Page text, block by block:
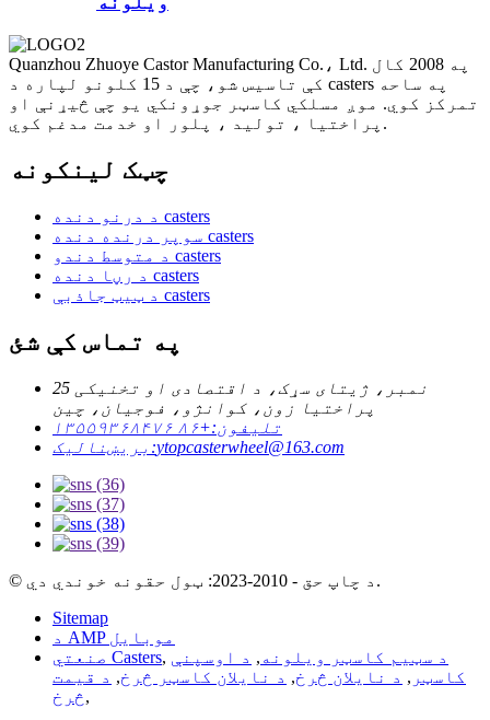
Quanzhou Zhuoye Castor Manufacturing Co.، Ltd. په 2008 کال
کې تاسیس شو، چې د 15 کلونو لپاره د casters په ساحه
تمرکز کوي. موږ مسلکي کاسټر جوړونکي یو چې څیړنې او
پراختیا ، تولید ، پلور او خدمت مدغم کوي.
چټک لینکونه
د درنو دنده casters
سوپر درنده دنده casters
د متوسط ​​​​دندو casters
د رڼا دنده casters
د ټيټ جاذبې casters
په تماس کې شئ
25 نمبر، ژیتای سړک، د اقتصادی او تخنیکی
پراختیا زون، کوانژو، فوجیان، چین
تلیفون:+۸۶ ۱۳۵۵۹۳۶۸۴۷۶
بریښنالیک:ytopcasterwheel@163.com
© د چاپ حق - 2010-2023: ټول حقونه خوندي دي.
Sitemap
د AMP موبایل
صنعتي Casters, د سټیم کاسټر ویلونه , د اوسپنې
کاسټر , د نایلان څرخ, د نایلان کاسټر څرخ, د قیمت
څرخ,